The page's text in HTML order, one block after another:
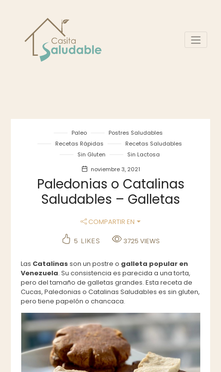
Paleo
Postres Saludables
Recetas Rápidas
Recetas Saludables
Sin Gluten
Sin Lactosa
noviembre 3, 2021
Paledonias o Catalinas
Saludables – Galletas
COMPARTIR EN
5 LIKES 3725 VIEWS
Las Catalinas son un postre o galleta popular en
Venezuela. Su consistencia es parecida a una torta,
pero del tamaño de galletas grandes. Esta receta de
Cucas, Paledonias o Catalinas Saludables es sin gluten,
pero tiene papelón o chancaca.